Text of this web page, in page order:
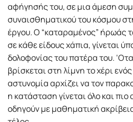
αφήγησής του, σε μια άμεση
συναισθηματικού του κόσμου
έργου. Ο “καταραμένος” ήρωάς
σε κάθε είδους χάπια, γίνεται
δολοφονίας του πατέρα του.
βρίσκεται στη λίμνη το χέρι
αστυνομία αρχίζει να τον
η κατάσταση γίνεται όλο και πιο
οδηγούν με μαθηματική